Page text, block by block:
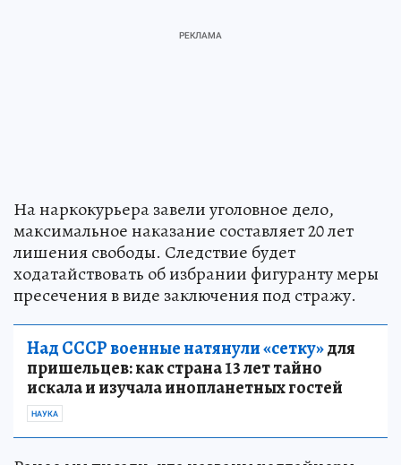
На наркокурьера завели уголовное дело,
максимальное наказание составляет 20 лет
лишения свободы. Следствие будет
ходатайствовать об избрании фигуранту меры
пресечения в виде заключения под стражу.
Над СССР военные натянули «сетку»для
пришельцев: как страна 13 лет тайно
искала и изучала инопланетных гостей
НАУКА